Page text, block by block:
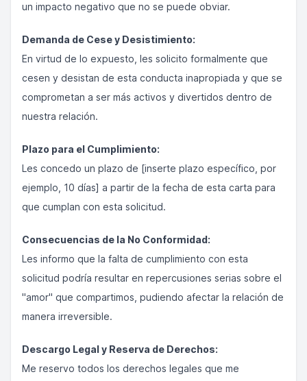
un impacto negativo que no se puede obviar.
Demanda de Cese y Desistimiento:
En virtud de lo expuesto, les solicito formalmente que
cesen y desistan de esta conducta inapropiada y que se
comprometan a ser más activos y divertidos dentro de
nuestra relación.
Plazo para el Cumplimiento:
Les concedo un plazo de [inserte plazo específico, por
ejemplo, 10 días] a partir de la fecha de esta carta para
que cumplan con esta solicitud.
Consecuencias de la No Conformidad:
Les informo que la falta de cumplimiento con esta
solicitud podría resultar en repercusiones serias sobre el
"amor" que compartimos, pudiendo afectar la relación de
manera irreversible.
Descargo Legal y Reserva de Derechos:
Me reservo todos los derechos legales que me